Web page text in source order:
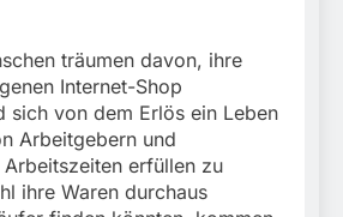
träumen davon, ihre
Internet-Shop
sich von dem Erlös ein Leben
Arbeitgebern und
erfüllen zu
ihre Waren durchaus